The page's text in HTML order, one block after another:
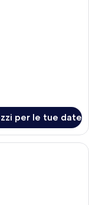
per le tue date
con pavimento in